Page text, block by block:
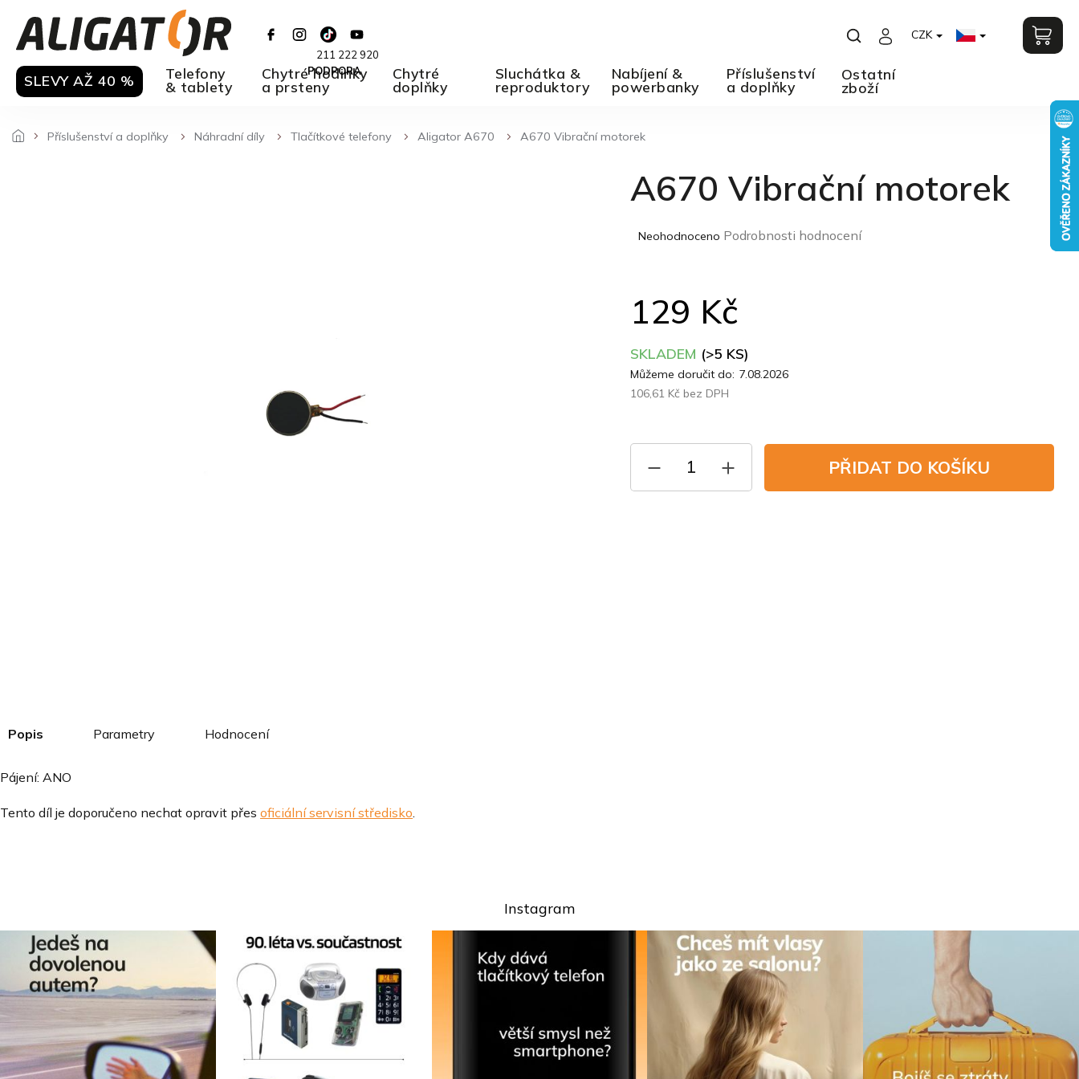
obsah
211 222 920
PODPORA
CZK
SLEVY AŽ 40 % Telefony
& tablety
Chytré hodinky
a prsteny
Chytré
doplňky
Sluchátka &
reproduktory
Nabíjení &
powerbanky
Příslušenství
a doplňky
Ostatní
zboží
Příslušenství a doplňky Náhradní díly Tlačítkové telefony Aligator A670 A670 Vibrační motorek
A670 Vibrační motorek
Průměrné
0,0
z
hvězdiček.
Neohodnoceno Podrobnosti hodnocení
129 Kč
SKLADEM (>5 KS)
Můžeme doručit do: 7.08.2026
106,61 Kč bez DPH
PŘIDAT DO KOŠÍKU
Popis Parametry Hodnocení
Pájení: ANO
Tento díl je doporučeno nechat opravit přes oficiální servisní středisko.
Instagram